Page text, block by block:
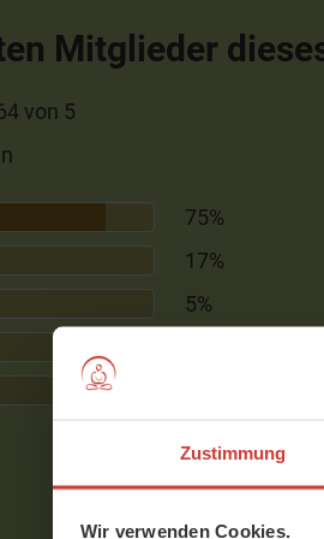
Zustimmung
Wir verwenden Cookies.
Mitglieder
von 5
75%
17%
5%